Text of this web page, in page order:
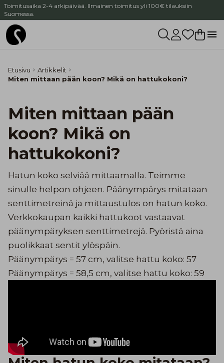
Toimitusaika 2-4 arkipäivää. Ilmainen toimitus yli 100€ tilauksiin
Suomessa.
Etusivu
Artikkelit
Miten mittaan pään koon? Mikä on hattukokoni?
Miten mittaan pään
koon? Mikä on
hattukokoni?
Hatun koko selviää mittaamalla. Teimme
sinulle helpon ohjeen. Päänympärys mitataan
senttimetreinä ja mittaustulos on hatun koko.
Verkkokaupan kaikki hattukoot vastaavat
päänympäryksen senttimetrejä. Pyöristä aina
puolikkaat sentit ylöspäin.
Päänympärys = 57 cm, valitse hattu koko: 57
Päänympärys = 58,5 cm, valitse hattu koko: 59